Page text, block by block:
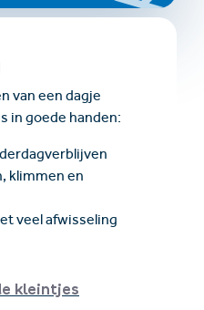
van een dagje
in goede handen:
klimmen en
veel afwisseling
kleintjes